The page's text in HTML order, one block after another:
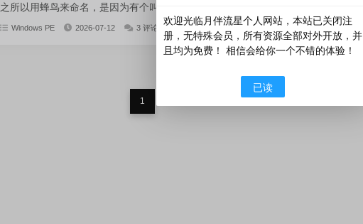
之所以用蜂鸟来命名，是因为有个叫 Lubuntu 的 GNU/Li...
Windows PE 2026-07-12 3 评论 1884 阅读
1
欢迎光临月伴流星个人网站，本站已关闭注
册，无特殊会员，所有资源全部对外开放，并
且均为免费！ 相信会给你一个不错的体验！
已读